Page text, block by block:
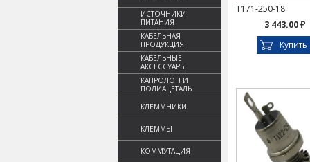
ИСТОЧНИКИ
ПИТАНИЯ
КАБЕЛЬНАЯ
ПРОДУКЦИЯ
КАБЕЛЬНЫЕ
АКСЕССУАРЫ
КАПРОЛОН И
ПОЛИАЦЕТАЛЬ
КЛЕММНИКИ
КЛЕММЫ
КОММУТАЦИЯ
Т171-250-18
3 443.00 ₽
Купить